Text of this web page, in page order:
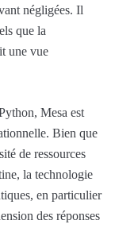
négligées. Il
que la
une vue
Mesa est
Bien que
de ressources
la technologie
en particulier
des réponses